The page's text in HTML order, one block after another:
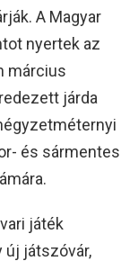
A Magyar
nyertek az
március
járda
és sármentes
játék
új játszóvár,